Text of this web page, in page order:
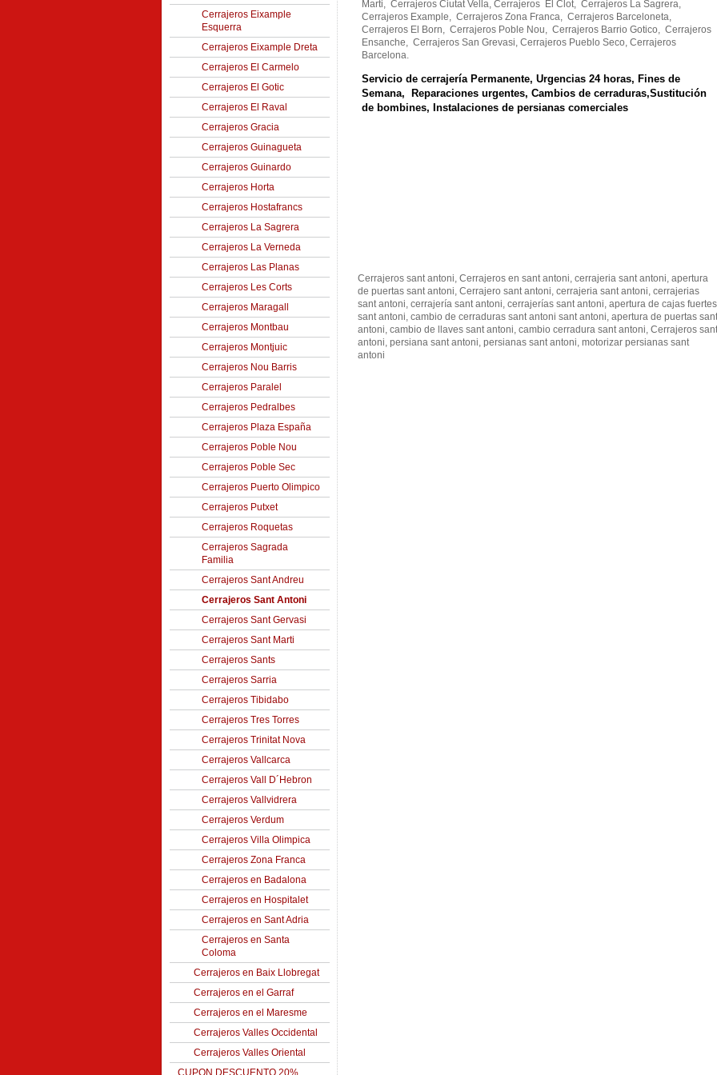
Cerrajeros Eixample
Esquerra
Cerrajeros Eixample Dreta
Cerrajeros El Carmelo
Cerrajeros El Gotic
Cerrajeros El Raval
Cerrajeros Gracia
Cerrajeros Guinagueta
Cerrajeros Guinardo
Cerrajeros Horta
Cerrajeros Hostafrancs
Cerrajeros La Sagrera
Cerrajeros La Verneda
Cerrajeros Las Planas
Cerrajeros Les Corts
Cerrajeros Maragall
Cerrajeros Montbau
Cerrajeros Montjuic
Cerrajeros Nou Barris
Cerrajeros Paralel
Cerrajeros Pedralbes
Cerrajeros Plaza España
Cerrajeros Poble Nou
Cerrajeros Poble Sec
Cerrajeros Puerto Olimpico
Cerrajeros Putxet
Cerrajeros Roquetas
Cerrajeros Sagrada
Familia
Cerrajeros Sant Andreu
Cerrajeros Sant Antoni
Cerrajeros Sant Gervasi
Cerrajeros Sant Marti
Cerrajeros Sants
Cerrajeros Sarria
Cerrajeros Tibidabo
Cerrajeros Tres Torres
Cerrajeros Trinitat Nova
Cerrajeros Vallcarca
Cerrajeros Vall D´Hebron
Cerrajeros Vallvidrera
Cerrajeros Verdum
Cerrajeros Villa Olimpica
Cerrajeros Zona Franca
Cerrajeros en Badalona
Cerrajeros en Hospitalet
Cerrajeros en Sant Adria
Cerrajeros en Santa
Coloma
Cerrajeros en Baix Llobregat
Cerrajeros en el Garraf
Cerrajeros en el Maresme
Cerrajeros Valles Occidental
Cerrajeros Valles Oriental
CUPON DESCUENTO 20%
Marti, Cerrajeros Ciutat Vella, Cerrajeros El Clot, Cerrajeros La Sagrera,
Cerrajeros Example, Cerrajeros Zona Franca, Cerrajeros Barceloneta,
Cerrajeros El Born, Cerrajeros Poble Nou, Cerrajeros Barrio Gotico, Cerrajeros
Ensanche, Cerrajeros San Grevasi, Cerrajeros Pueblo Seco, Cerrajeros
Barcelona.
Servicio de cerrajería Permanente, Urgencias 24 horas, Fines de
Semana,
Reparaciones urgentes, Cambios de cerraduras,Sustitución
de bombines, Instalaciones de persianas comerciales
Cerrajeros sant antoni, Cerrajeros en sant antoni, cerrajeria sant antoni, apertura
de puertas sant antoni, Cerrajero sant antoni, cerrajeria sant antoni, cerrajerias
sant antoni, cerrajería sant antoni, cerrajerías sant antoni, apertura de cajas fuertes
sant antoni, cambio de cerraduras sant antoni sant antoni, apertura de puertas sant
antoni, cambio de llaves sant antoni, cambio cerradura sant antoni, Cerrajeros sant
antoni, persiana sant antoni, persianas sant antoni, motorizar persianas sant
antoni